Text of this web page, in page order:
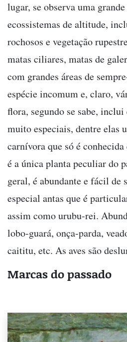
lugar, se observa uma
ecossistemas de altitude,
rochosos e vegetação
matas ciliares, matas de
com grandes áreas de
espécie incomum e, claro,
flora, segundo se sabe, inclui
muito especiais, dentre elas
carnívora que só é
é a única planta peculiar do
geral, é abundante e fácil de
especial antas que é
assim como urubu-rei.
lobo-guará, onça-parda,
caititu, etc. As aves são
Marcas do passado